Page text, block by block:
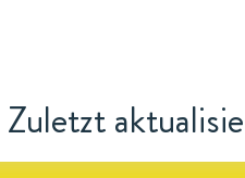
Zuletzt